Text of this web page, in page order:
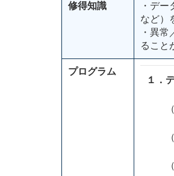
修得知識
・デ
など）
・異
ること
プログラム
１．
（１
（
（３